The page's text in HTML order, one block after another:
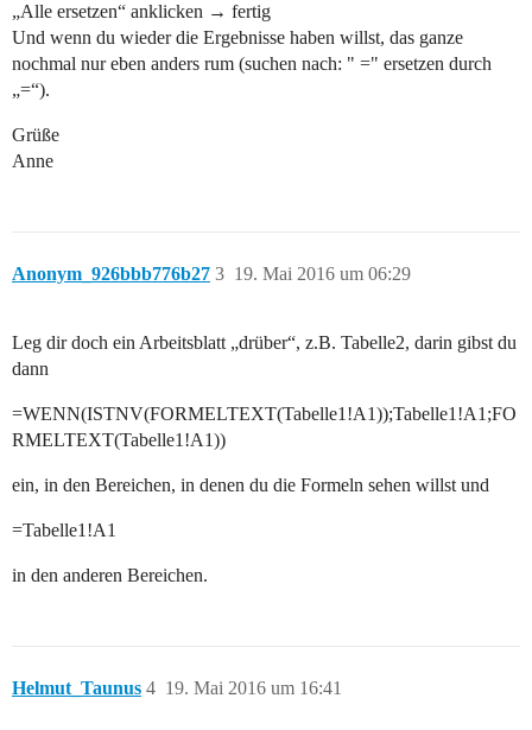
„Alle ersetzen“ anklicken → fertig
Und wenn du wieder die Ergebnisse haben willst, das ganze
nochmal nur eben anders rum (suchen nach: " =" ersetzen durch
„=“).
Grüße
Anne
Anonym_926bbb776b27 19. Mai 2016 um 06:29
3
Leg dir doch ein Arbeitsblatt „drüber“, z.B. Tabelle2, darin gibst du
dann
=WENN(ISTNV(FORMELTEXT(Tabelle1!A1));Tabelle1!A1;FO
RMELTEXT(Tabelle1!A1))
ein, in den Bereichen, in denen du die Formeln sehen willst und
=Tabelle1!A1
in den anderen Bereichen.
Helmut_Taunus 19. Mai 2016 um 16:41
4